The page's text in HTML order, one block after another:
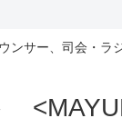
ンサー、司会・ラ